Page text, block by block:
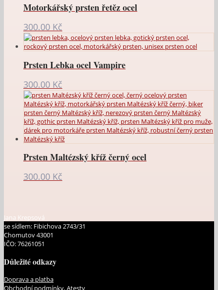
Motorkářský prsten řetěz ocel
300.00 Kč
Prsten Lebka ocel Vampire
300.00 Kč
Prsten Maltézský kříž černý ocel
300.00 Kč
Jana Krepsová
se sídlem: Fibichova 2743/31
Chomutov 43001
IČO: 76261051
Důležité odkazy
Doprava a platba
Obchodní podmínky, Atesty